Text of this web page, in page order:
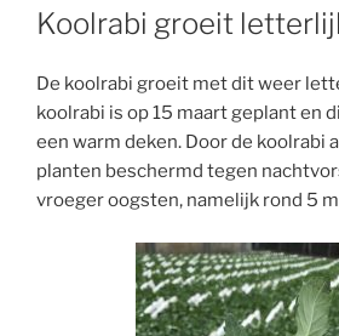
OP
Koolrabi groeit
De koolrabi groeit met dit weer
koolrabi is op 15 maart geplant en
een warm deken. Door de koolrabi
planten beschermd tegen
vroeger oogsten, namelijk rond 5